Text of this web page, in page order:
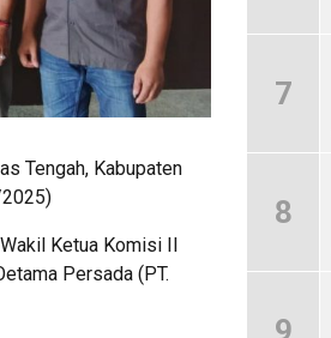
Tengah, Kabupaten
Ketua Komisi II
Persada (PT.
7
8
9